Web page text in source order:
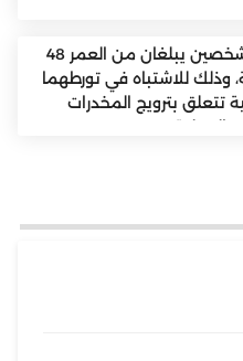
توقيف شخصين يبلغان من العمر 48
وذلك للاشتباه في تورطهما
بترويج المخدرات
العقلية